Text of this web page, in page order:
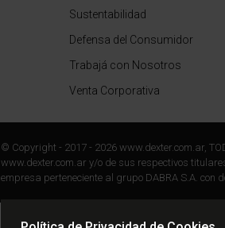
Sustentabilidad
Defensa del Consumidor
Trabajá con Nosotros
Venta Corporativa
© Copyright - 2017 - 2026 www.dexter.com.ar,
www.dexter.com.ar y/o de sus respectivos
empresa perteneciente al grupo DABRA S.A. con